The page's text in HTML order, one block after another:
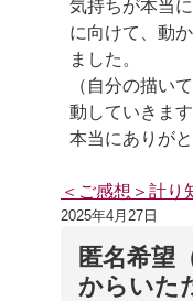
気持ちが本当
に向けて、動
ました。
（自分の描い
動していきます
本当にありが
＜ご感想＞計り
2025年4月27日
匿名希望
からいた